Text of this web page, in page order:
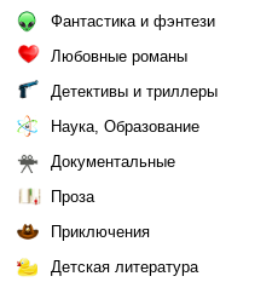
Фантастика и фэнтези
Любовные романы
Детективы и триллеры
Наука, Образование
Документальные
Проза
Приключения
Детская литература